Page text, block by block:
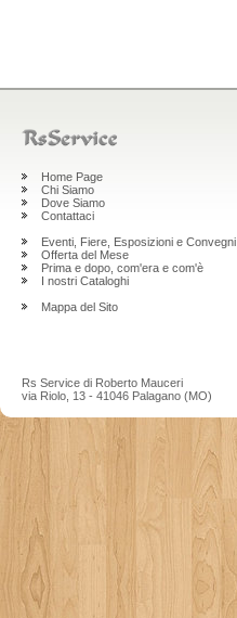
Home Page
Chi Siamo
Dove Siamo
Contattaci
Eventi, Fiere, Esposizioni e Convegni
Offerta del Mese
Prima e dopo, com'era e com'è
I nostri Cataloghi
Mappa del Sito
Rs Service di Roberto Mauceri
via Riolo, 13 - 41046 Palagano (MO)